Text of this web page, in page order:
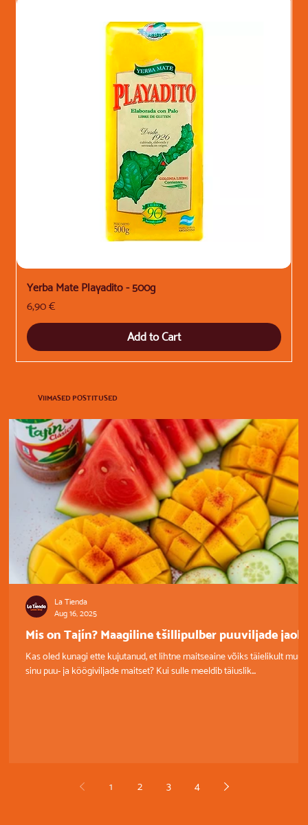
VIIMASED POSTITUSED
Mis on Tajín? Maagiline tšillipulber puuviljade
Kas oled kunagi ette kujutanud, et lihtne maitseaine võiks täielikult
sinu puu- ja köögiviljade maitset? Kui sulle meeldib täiuslik...
La Tienda
Aug 16, 2025
1 2 3 4
Yerba Mate Playadito - 500g
Price
6,90 €
Add to Cart